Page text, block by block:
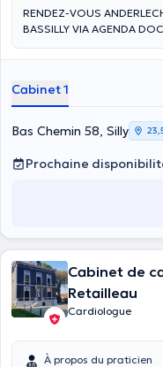
RENDEZ-VOUS
BASSILLY VIA AGENDA
Cabinet 1
Bas Chemin 58, Silly
Prochaine
Cabinet de
Retailleau
Cardiologue
À propos du praticien